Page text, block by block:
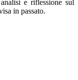
e riflessione sul
in passato.